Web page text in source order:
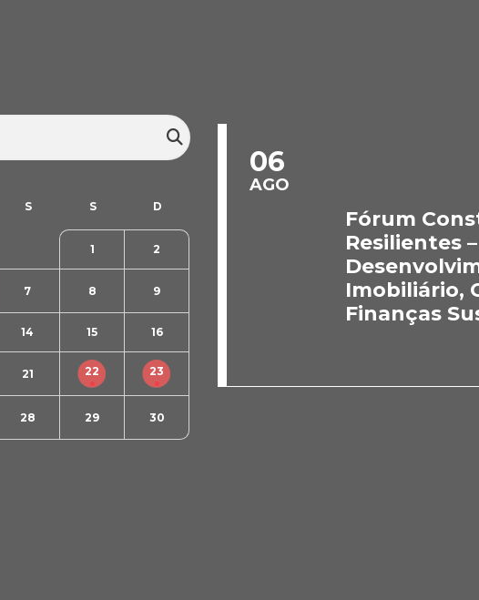
1 2
7 8 9
14 15 16
21 22 23
28 29 30
06
AGO
Fórum
Resilientes –
Imobiliário,
Finanças